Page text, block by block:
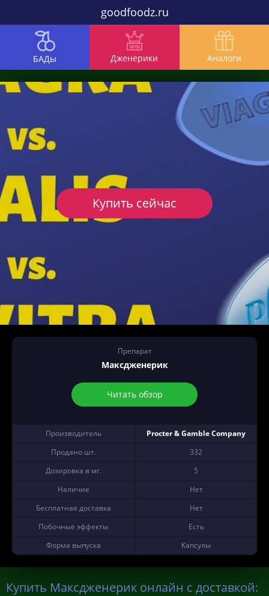
goodfoodz.ru
БАДы Дженерики Аналоги
Препарат
Максдженерик
Читать обзор
Производитель
Procter & Gamble Company
Продано шт.
332
Дозировка в мг.
5
Наличие
Нет
Бесплатная доставка
Нет
Побочные эффекты
Есть
Форма выпуска
Капсулы
Купить сейчас
Купить Максдженерик онлайн с доставкой: